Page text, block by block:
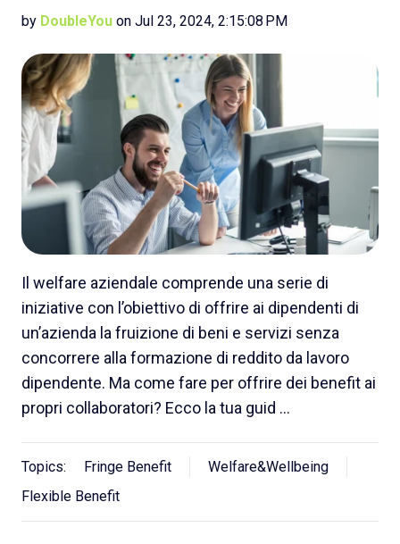
by DoubleYou on Jul 23, 2024, 2:15:08 PM
Il welfare aziendale comprende una serie di
iniziative con l’obiettivo di offrire ai dipendenti di
un’azienda la fruizione di beni e servizi senza
concorrere alla formazione di reddito da lavoro
dipendente. Ma come fare per offrire dei benefit ai
propri collaboratori? Ecco la tua guid …
Topics: Fringe Benefit
Welfare&Wellbeing
Flexible Benefit